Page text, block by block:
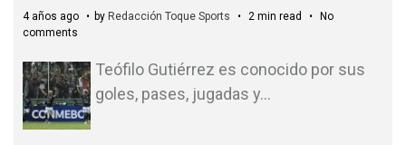
4 años ago
by Redacción Toque Sports 2 min read
No
comments
Teófilo Gutiérrez es conocido por sus
goles, pases, jugadas y…